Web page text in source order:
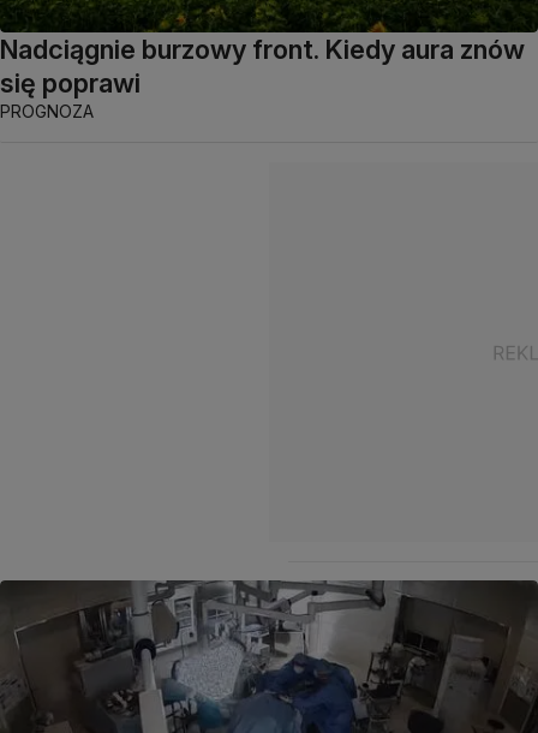
Nadciągnie burzowy front. Kiedy aura znów
się poprawi
PROGNOZA